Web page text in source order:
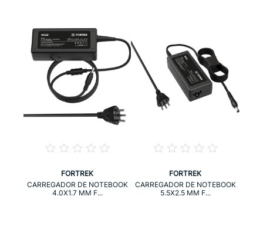
FORTREK
CARREGADOR DE NOTEBOOK
4.0X1.7 MM F...
FORTREK
CARREGADOR DE NOTEBOOK
5.5X2.5 MM F...